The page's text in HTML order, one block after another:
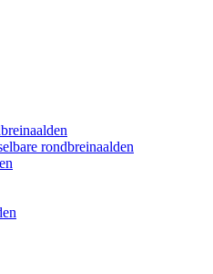
rondbreinaalden